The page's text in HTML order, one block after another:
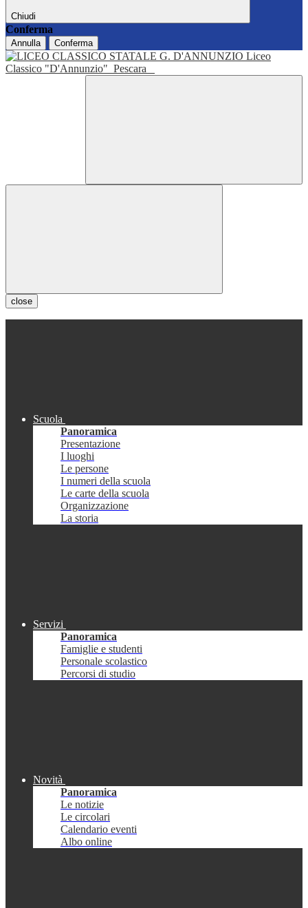
Chiudi
Conferma
Annulla Conferma
Liceo
Classico "D'Annunzio" Pescara
close
Scuola
Panoramica
Presentazione
I luoghi
Le persone
I numeri della scuola
Le carte della scuola
Organizzazione
La storia
Servizi
Panoramica
Famiglie e studenti
Personale scolastico
Percorsi di studio
Novità
Panoramica
Le notizie
Le circolari
Calendario eventi
Albo online